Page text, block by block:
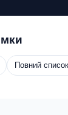
Повний